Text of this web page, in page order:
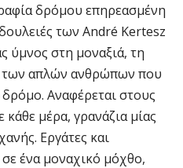
δρόμου επηρεασμένη
των André Kertesz
ύμνος στη μοναξιά, τη
των απλών ανθρώπων που
Αναφέρεται στους
μέρα, γρανάζια μίας
Εργάτες και
ένα μοναχικό μόχθο,